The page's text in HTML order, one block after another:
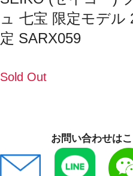
ュ 七宝 限定モデル
定 SARX059
Sold Out
お問い合わせは